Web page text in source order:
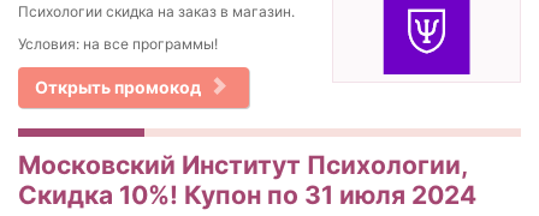
Психологии скидка на заказ в магазин.
Условия: на все программы!
Открыть промокод
Московский Институт Психологии,
Скидка 10%! Купон по 31 июля 2024